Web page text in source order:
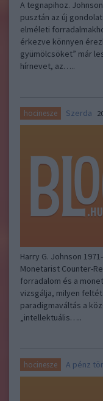
A tegnapihoz.
pusztán az új
elméleti
érkezve könnyen
gyümölcsöket” már
hírnevet, az…..
hocinesze Szerda
Harry G. Johnson
Monetarist Counter-
forradalom és a
vizsgálja, milyen
paradigmaváltás a
„intellektuális…..
hocinesze A pénz